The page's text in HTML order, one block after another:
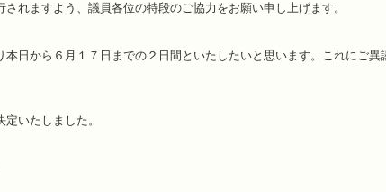
れますよう、議員各位の特段のご協力をお願い申し上げます。
日から６月１７日までの２日間といたしたいと思います。これにご異
いたしました。